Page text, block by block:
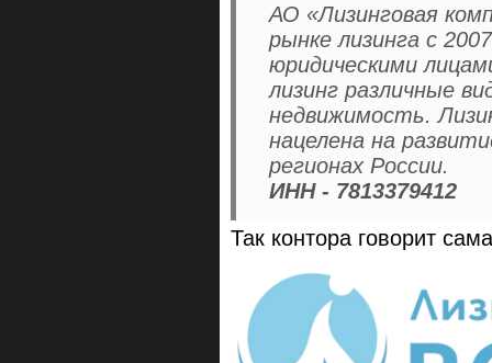
АО «Лизинговая
рынке лизинга с
юридическими
лизинг различные
недвижимость.
нацелена на
регионах России.
ИНН - 7813379412
Так контора говорит